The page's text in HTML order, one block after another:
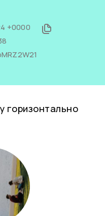
+0000
горизонтально